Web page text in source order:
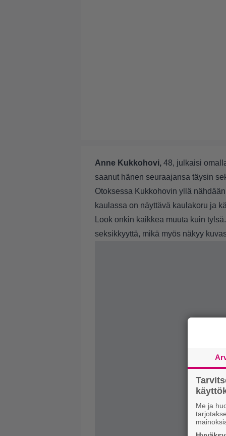
Anne Kukkohovi, 48, julkaisi
saanut hänen seuraajansa täysin
Otoksessa Kukkohovin yllä
kaulassa on näyttävä kaulakoru ja
Look onkin kaikkea muuta kuin
seksikkyyttä, mikä myös näkyy
Me ja